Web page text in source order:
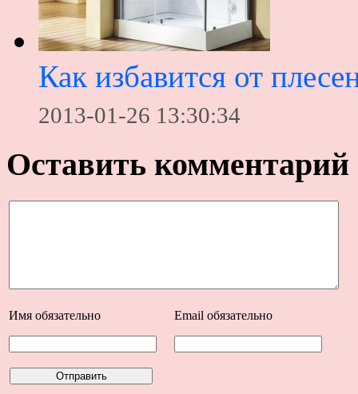
Как избавится от
2013-01-26 13:30:34
Оставить комментарий
Имя обязательно Email обязательно